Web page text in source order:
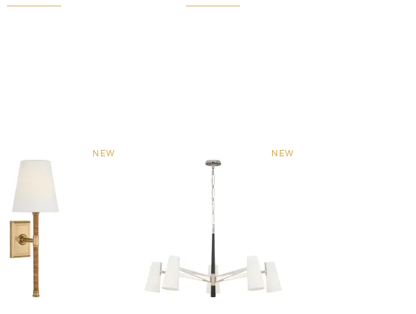
NEW NEW